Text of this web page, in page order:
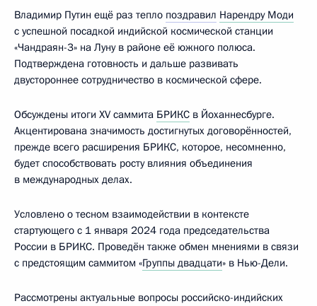
Владимир Путин ещё раз тепло поздравил Нарендру Моди
с успешной посадкой индийской космической станции
«Чандраян-3» на Луну в районе её южного полюса.
Подтверждена готовность и дальше развивать
двустороннее сотрудничество в космической сфере.
Обсуждены итоги XV саммита БРИКС в Йоханнесбурге.
Акцентирована значимость достигнутых договорённостей,
прежде всего расширения БРИКС, которое, несомненно,
будет способствовать росту влияния объединения
в международных делах.
Условлено о тесном взаимодействии в контексте
стартующего с 1 января 2024 года председательства
России в БРИКС. Проведён также обмен мнениями в связи
с предстоящим саммитом «Группы двадцати» в Нью-Дели.
Рассмотрены актуальные вопросы российско-индийских